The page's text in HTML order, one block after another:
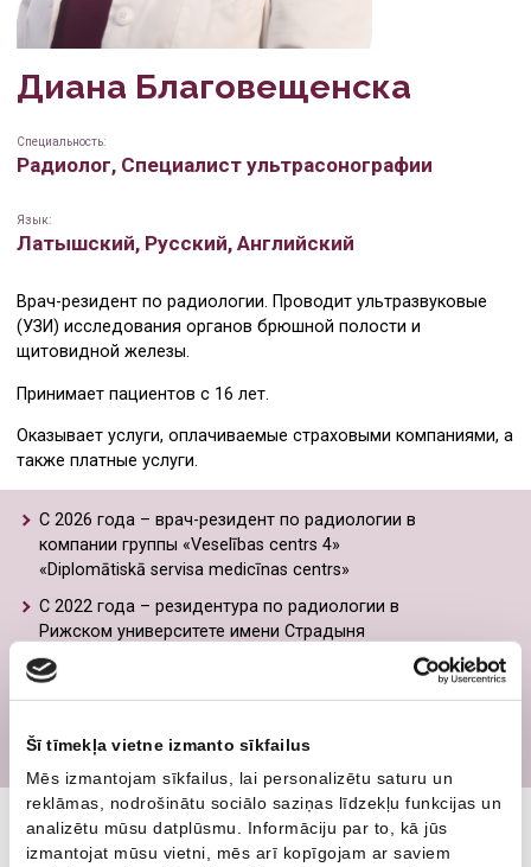
Šī tīmekļa vietne izmanto sīkfailus
Mēs izmantojam sīkfailus, lai personalizētu saturu un
reklāmas, nodrošinātu sociālo saziņas līdzekļu funkcijas un
analizētu mūsu datplūsmu. Informāciju par to, kā jūs
izmantojat mūsu vietni, mēs arī kopīgojam ar saviem
Медицинская комиссия для работы на
Физиотерапия
Ультрасонография
Радиологические исследования
Семейный врач
Неврология
Пластическая хирургия
Зубной гигиенист
Ассистент радиолога
Кардиолог
Физиотерапевт
Офтальмолог
Психиатр
Гинеколог
Пластический хирург
Врач-терапевт
Диана Благовещенска
Специальность:
Радиолог, Специалист ультрасонографии
Язык:
Латышский, Русский, Английский
Врач-резидент по радиологии. Проводит ультразвуковые
(УЗИ) исследования органов брюшной полости и
щитовидной железы.
Принимает пациентов с 16 лет.
Оказывает услуги, оплачиваемые страховыми компаниями, а
также платные услуги.
С 2026 года – врач-резидент по радиологии в
компании группы «Veselības centrs 4»
«Diplomātiskā servisa medicīnas centrs»
С 2022 года – резидентура по радиологии в
Рижском университете имени Страдыня
2021 год – окончила Рижский университет
ультразвуковой диагностики